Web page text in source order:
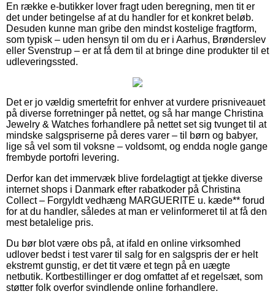
En række e-butikker lover fragt uden beregning, men tit er
det under betingelse af at du handler for et konkret beløb.
Desuden kunne man gribe den mindst kostelige fragtform,
som typisk – uden hensyn til om du er i Aarhus, Brønderslev
eller Svenstrup – er at få dem til at bringe dine produkter til et
udleveringssted.
Det er jo vældig smertefrit for enhver at vurdere prisniveauet
på diverse forretninger på nettet, og så har mange Christina
Jewelry & Watches forhandlere på nettet set sig tvunget til at
mindske salgspriserne på deres varer – til børn og babyer,
lige så vel som til voksne – voldsomt, og endda nogle gange
frembyde portofri levering.
Derfor kan det immervæk blive fordelagtigt at tjekke diverse
internet shops i Danmark efter rabatkoder på Christina
Collect – Forgyldt vedhæng MARGUERITE u. kæde** forud
for at du handler, således at man er velinformeret til at få den
mest betalelige pris.
Du bør blot være obs på, at ifald en online virksomhed
udlover bedst i test varer til salg for en salgspris der er helt
ekstremt gunstig, er det tit være et tegn på en uægte
netbutik. Kortbestillinger er dog omfattet af et regelsæt, som
støtter folk overfor svindlende online forhandlere.